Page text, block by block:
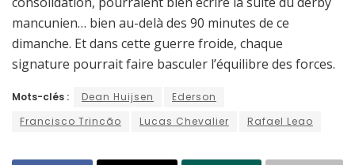
mancunien… bien au-delà des 90 minutes de ce
dimanche. Et dans cette guerre froide, chaque
signature pourrait faire basculer l’équilibre des forces.
Mots-clés : Dean Huijsen
Ederson
Francisco Trincão
Lucas Chevalier Rafael Leao